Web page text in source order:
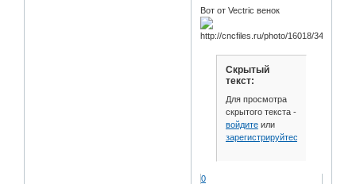
Вот от Vectric венок
Скрытый
текст:
Для просмотра
скрытого текста -
войдитеили
зарегистрируйтесь
0